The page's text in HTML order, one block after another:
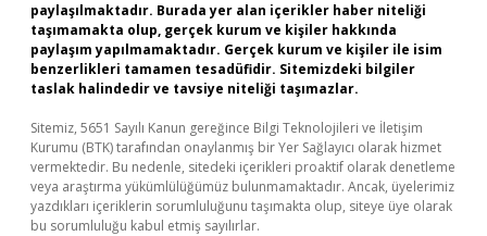
paylaşılmaktadır. Burada yer alan içerikler haber niteliği
taşımamakta olup, gerçek kurum ve kişiler hakkında
paylaşım yapılmamaktadır. Gerçek kurum ve kişiler ile isim
benzerlikleri tamamen tesadüfidir. Sitemizdeki bilgiler
taslak halindedir ve tavsiye niteliği taşımazlar.
Sitemiz, 5651 Sayılı Kanun gereğince Bilgi Teknolojileri ve İletişim
Kurumu (BTK) tarafından onaylanmış bir Yer Sağlayıcı olarak hizmet
vermektedir. Bu nedenle, sitedeki içerikleri proaktif olarak denetleme
veya araştırma yükümlülüğümüz bulunmamaktadır. Ancak, üyelerimiz
yazdıkları içeriklerin sorumluluğunu taşımakta olup, siteye üye olarak
bu sorumluluğu kabul etmiş sayılırlar.